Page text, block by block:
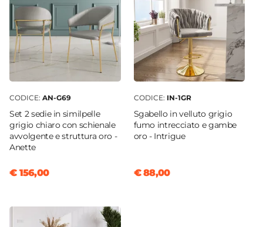
CODICE: AN-G69
Set 2 sedie in similpelle
grigio chiaro con schienale
avvolgente e struttura oro -
Anette
€ 156,00
CODICE: IN-1GR
Sgabello in velluto grigio
fumo intrecciato e gambe
oro - Intrigue
€ 88,00